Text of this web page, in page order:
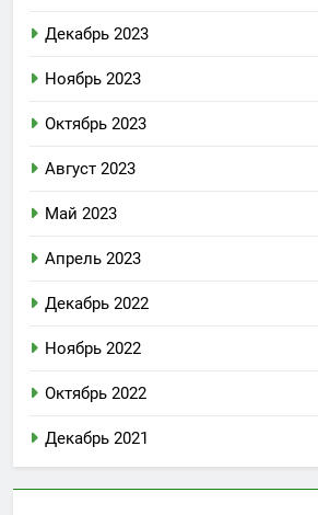
Декабрь 2023
Ноябрь 2023
Октябрь 2023
Август 2023
Май 2023
Апрель 2023
Декабрь 2022
Ноябрь 2022
Октябрь 2022
Декабрь 2021